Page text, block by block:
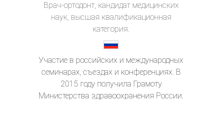
Врач-ортодонт, кандидат медицинских
наук, высшая квалификационная
категория.
Участие в российских и международных
семинарах, съездах и конференциях. В
2015 году получила Грамоту
Министерства здравоохранения России.